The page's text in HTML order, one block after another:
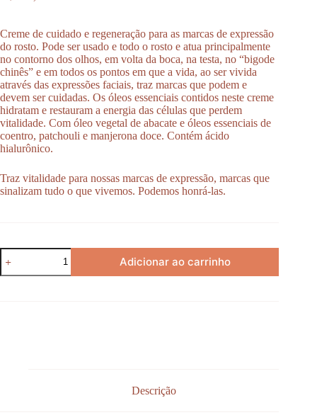
Creme de cuidado e regeneração para as marcas de expressão
do rosto. Pode ser usado e todo o rosto e atua principalmente
no contorno dos olhos, em volta da boca, na testa, no “bigode
chinês” e em todos os pontos em que a vida, ao ser vivida
através das expressões faciais, traz marcas que podem e
devem ser cuidadas. Os óleos essenciais contidos neste creme
hidratam e restauram a energia das células que perdem
vitalidade. Com óleo vegetal de abacate e óleos essenciais de
coentro, patchouli e manjerona doce. Contém ácido
hialurônico.
Traz vitalidade para nossas marcas de expressão, marcas que
sinalizam tudo o que vivemos. Podemos honrá-las.
Creme
Marcas
de
Adicionar ao carrinho
Descrição